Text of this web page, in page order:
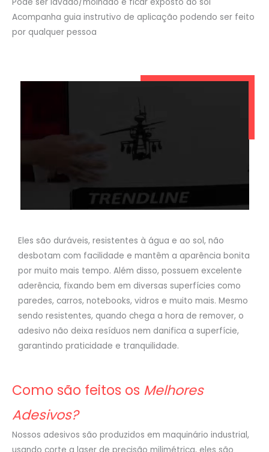
Pode ser lavado/molhado e ficar exposto ao sol
Acompanha guia instrutivo de aplicação podendo ser feito
por qualquer pessoa
Eles são duráveis, resistentes à água e ao sol, não
desbotam com facilidade e mantêm a aparência bonita
por muito mais tempo. Além disso, possuem excelente
aderência, fixando bem em diversas superfícies como
paredes, carros, notebooks, vidros e muito mais. Mesmo
sendo resistentes, quando chega a hora de remover, o
adesivo não deixa resíduos nem danifica a superfície,
garantindo praticidade e tranquilidade.
Como são feitos os Melhores
Adesivos?
Nossos adesivos são produzidos em maquinário industrial,